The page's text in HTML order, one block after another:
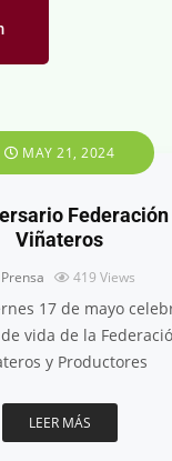
MAY 21, 2024
Federación
Viñateros
Prensa 419 Views
17 de mayo
vida de la
y Productores
LEER MÁS